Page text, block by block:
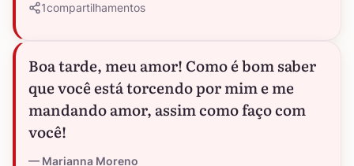
1compartilhamentos
Boa tarde, meu amor! Como é bom saber
que você está torcendo por mim e me
mandando amor, assim como faço com
você!
Marianna Moreno